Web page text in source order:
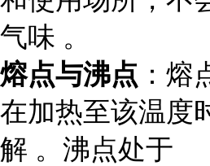
气味 。
熔点与沸点 ：熔
在加热至该温度
解 。沸点处于